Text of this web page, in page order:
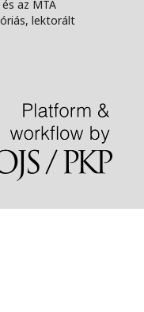
az MTA
lektorált